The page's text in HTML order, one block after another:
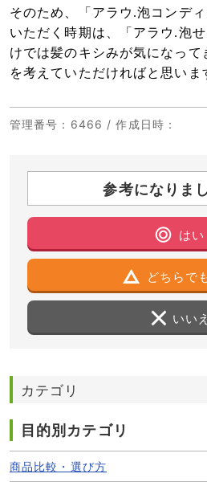
そのため、「アラウ.泡コンデ
いただく時期は、「アラウ.泡
けでは髪のキシみが気になって
を考えていただければと思いま
管理番号 ：6466 /作成日時 ：
参考になりま
はい
どちらで
いいえ
カテゴリ
目的別カテゴリ
商品比較・選び方